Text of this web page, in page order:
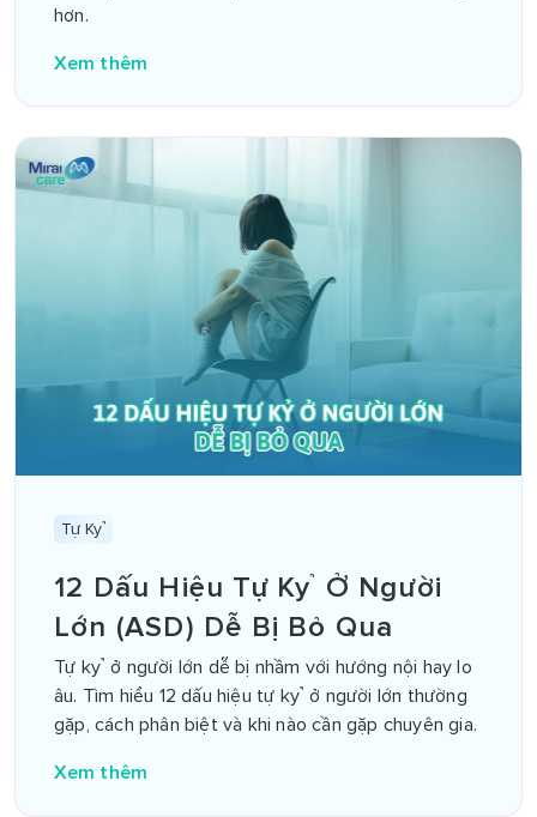
hơn.
Xem thêm
Tự Kỷ
12 Dấu Hiệu Tự Kỷ Ở Người
Lớn (ASD) Dễ Bị Bỏ Qua
Tự kỷ ở người lớn dễ bị nhầm với hướng nội hay lo
âu. Tìm hiểu 12 dấu hiệu tự kỷ ở người lớn thường
gặp, cách phân biệt và khi nào cần gặp chuyên gia.
Xem thêm